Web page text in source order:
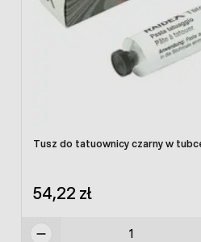
Tusz do tatuownicy czarny w
54,22 zł